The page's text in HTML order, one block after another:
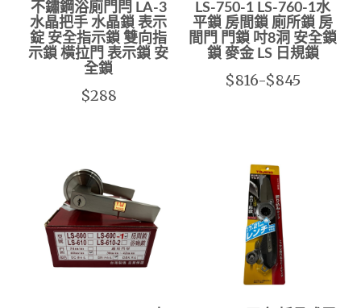
不鏽鋼浴廁門閂 LA-3
水晶把手 水晶鎖 表示
錠 安全指示鎖 雙向指
示鎖 橫拉門 表示鎖 安
全鎖
$288
LS-750-1 LS-760-1水
平鎖 房間鎖 廁所鎖 房
間門 門鎖 吋8洞 安全鎖
鎖 麥金 LS 日規鎖
$816-$845